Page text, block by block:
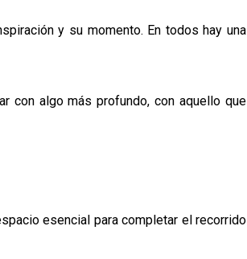
y su momento. En todos hay una
con algo más profundo, con aquello que
esencial para completar el recorrido